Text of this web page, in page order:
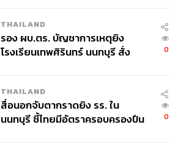
THAILAND
รอง ผบ.ตร. บัญชาการเหตุยิง
โรงเรียนเทพศิรินทร์ นนทบุรี สั่ง
0
THAILAND
สื่อนอกจับตากราดยิง รร. ใน
นนทบุรี ชี้ไทยมีอัตราครอบครองปืน
0